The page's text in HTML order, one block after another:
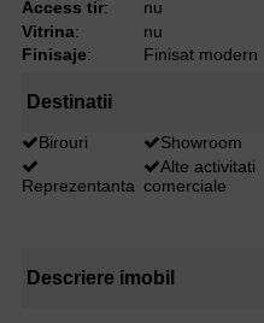
Access tir:
nu
Vitrina:
nu
Finisaje: Finisat modern
Destinatii
Birouri Showroom
Reprezentanta
Alte activitati
comerciale
Descriere imobil